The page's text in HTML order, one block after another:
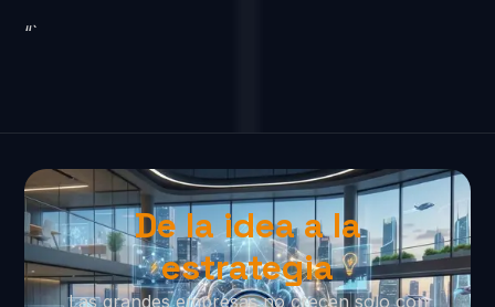
“`
De la idea a la
estrategia
Las grandes empresas no crecen solo con